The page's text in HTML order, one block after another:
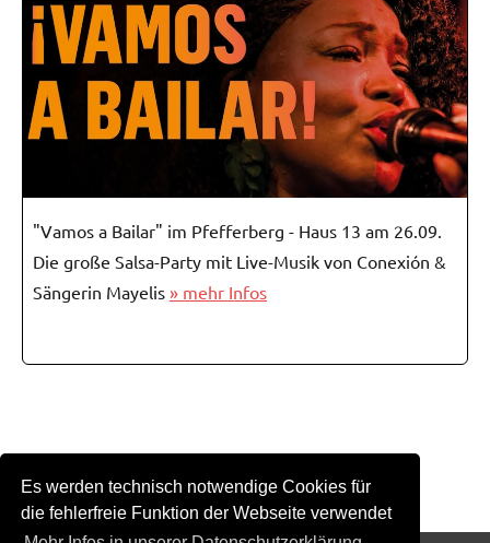
Es werden technisch notwendige Cookies für
die fehlerfreie Funktion der Webseite verwendet
"Vamos a Bailar" im Pfefferberg - Haus 13 am 26.09.
Die große Salsa-Party mit Live-Musik von Conexión &
Sängerin Mayelis » mehr Infos